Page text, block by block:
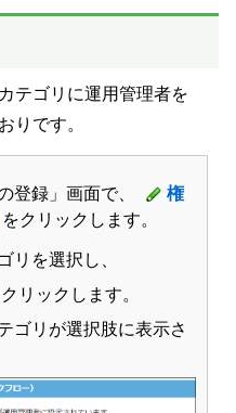
テゴリに運用管理者を
りです。
登録」画面で、
権
をクリックします。
リを選択し、
リックします。
ゴリが選択肢に表示さ